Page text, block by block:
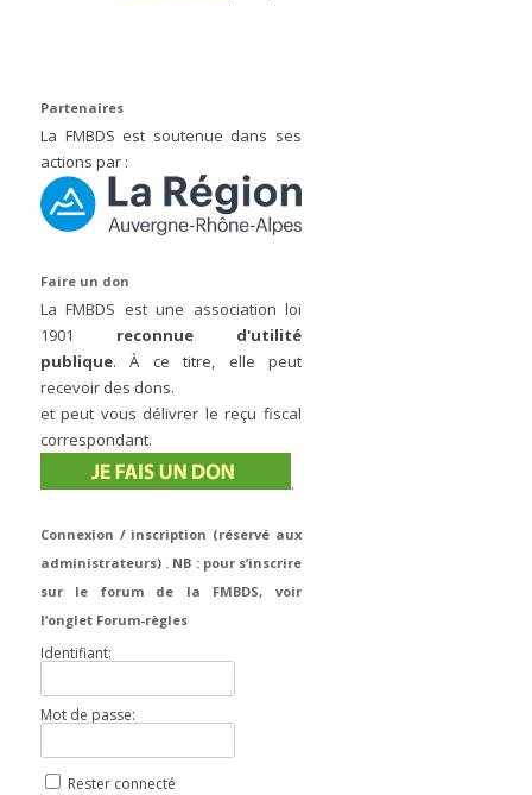
Partenaires
La FMBDS est soutenue dans ses
actions par :
Faire un don
La FMBDS est une association loi
1901 reconnue d'utilité
publique. À ce titre, elle peut
recevoir des dons.
et peut vous délivrer le reçu fiscal
correspondant.
.
Connexion / inscription (réservé aux
administrateurs) . NB : pour s’inscrire
sur le forum de la FMBDS, voir
l’onglet Forum-règles
Identifiant:
Mot de passe:
Rester connecté